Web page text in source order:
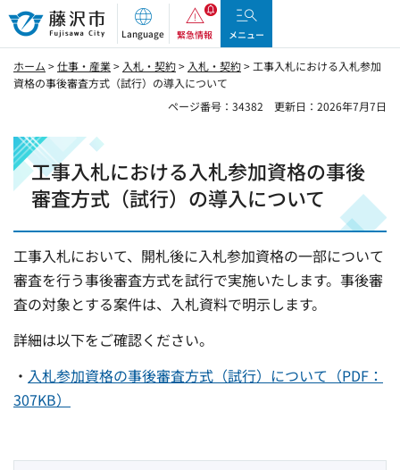
藤沢市
Language 緊急情報 メニュー
ホーム >仕事・産業> 入札・契約> 入札・契約> 工事入札における入札参加
資格の事後審査方式（試行）の導入について
ページ番号：34382
更新日：2026年7月7日
工事入札における入札参加資格の事後
審査方式（試行）の導入について
工事入札において、開札後に入札参加資格の一部について
審査を行う事後審査方式を試行で実施いたします。事後審
査の対象とする案件は、入札資料で明示します。
詳細は以下をご確認ください。
・ 入札参加資格の事後審査方式（試行）について（PDF：
307KB）